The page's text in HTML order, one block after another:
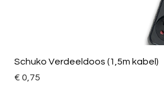
Schuko Verdeeldoos (1,5m kabel)
Price
€ 0,75